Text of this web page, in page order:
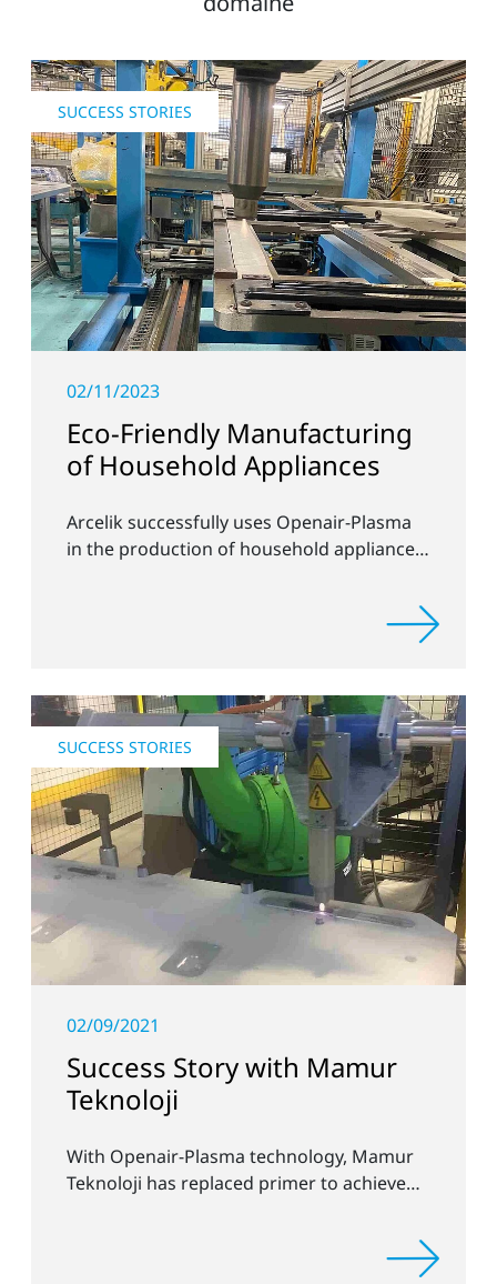
SUCCESS STORIES
02/11/2023
Eco-Friendly Manufacturing
of Household Appliances
Arcelik successfully uses Openair-Plasma
in the production of household appliances
SUCCESS STORIES
02/09/2021
Success Story with Mamur
Teknoloji
With Openair-Plasma technology, Mamur
Teknoloji has replaced primer to achieve